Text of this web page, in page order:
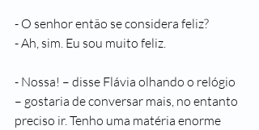
- O senhor então se considera feliz?
- Ah, sim. Eu sou muito feliz.
- Nossa! – disse Flávia olhando o relógio
– gostaria de conversar mais, no entanto
preciso ir. Tenho uma matéria enorme